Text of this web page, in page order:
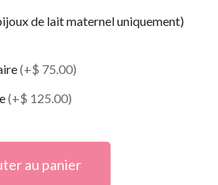
de lait maternel uniquement)
(+$ 75.00)
(+$ 125.00)
au panier